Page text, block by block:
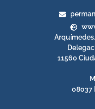
11560
08037